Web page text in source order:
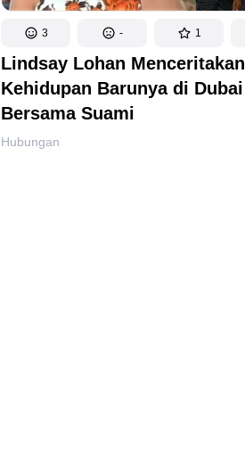
3 - 1
Lindsay Lohan Menceritakan
Kehidupan Barunya di Dubai
Bersama Suami
Hubungan